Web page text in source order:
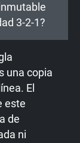
3-2-1?
una copia
El
este
de
ni